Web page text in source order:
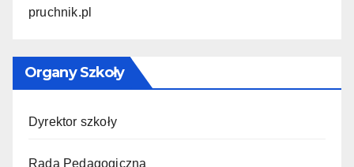
pruchnik.pl
Organy Szkoły
Dyrektor szkoły
Rada Pedagogiczna